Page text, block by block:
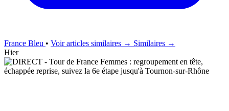
France Bleu • Voir articles similaires → Similaires →
Hier